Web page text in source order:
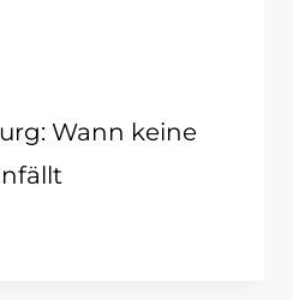
Wann keine